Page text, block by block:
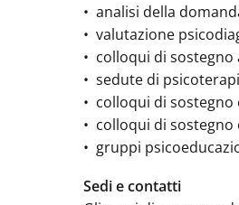
• analisi della
• valutazione
• colloqui di sostegno
• sedute di
• colloqui di
• colloqui di
• gruppi
Sedi e contatti